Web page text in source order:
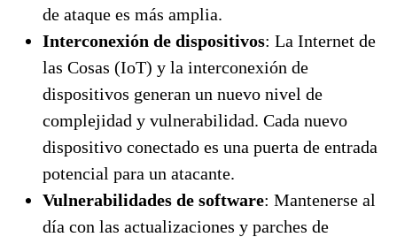
de ataque es más amplia.
Interconexión de dispositivos: La Internet de
las Cosas (IoT) y la interconexión de
dispositivos generan un nuevo nivel de
complejidad y vulnerabilidad. Cada nuevo
dispositivo conectado es una puerta de entrada
potencial para un atacante.
Vulnerabilidades de software: Mantenerse al
día con las actualizaciones y parches de